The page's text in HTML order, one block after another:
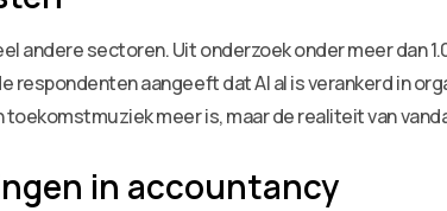
andere sectoren. Uit onderzoek onder meer dan
aangeeft dat AI al is verankerd in
meer is, maar de realiteit van
in accountancy